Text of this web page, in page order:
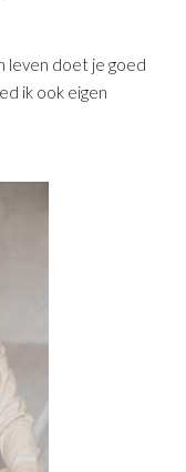
leven doet je goed
ik ook eigen